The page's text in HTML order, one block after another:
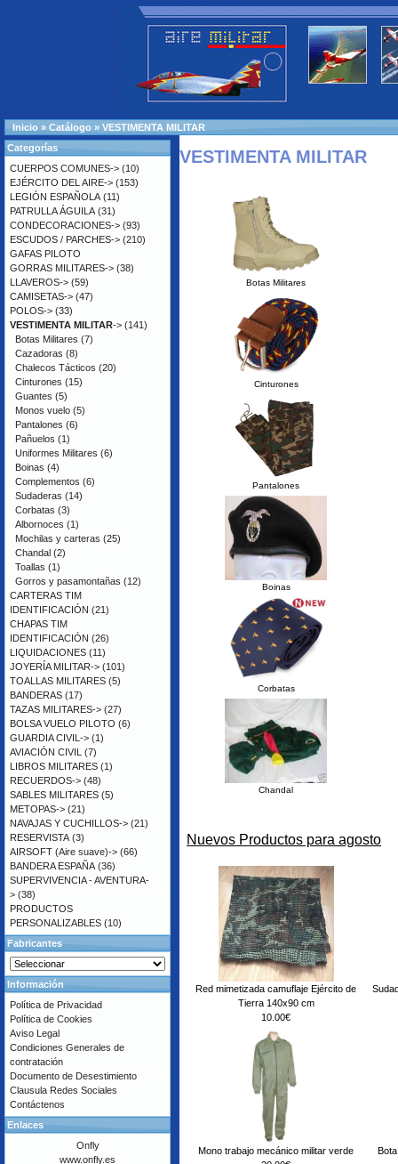
Inicio » Catálogo » VESTIMENTA MILITAR
VESTIMENTA MILITAR
Botas Militares
Cinturones
Pantalones
Boinas
Corbatas
Chandal
Nuevos Productos para agosto
Red mimetizada camuflaje Ejército de
Tierra 140x90 cm
10.00€
Mono trabajo mecánico militar verde
Categorías
CUERPOS COMUNES-> (10)
EJÉRCITO DEL AIRE-> (153)
LEGIÓN ESPAÑOLA (11)
PATRULLA ÁGUILA (31)
CONDECORACIONES-> (93)
ESCUDOS / PARCHES-> (210)
GAFAS PILOTO
GORRAS MILITARES-> (38)
LLAVEROS-> (59)
CAMISETAS-> (47)
POLOS-> (33)
VESTIMENTA MILITAR-> (141)
Botas Militares (7)
Cazadoras (8)
Chalecos Tácticos (20)
Cinturones (15)
Guantes (5)
Monos vuelo (5)
Pantalones (6)
Pañuelos (1)
Uniformes Militares (6)
Boinas (4)
Complementos (6)
Sudaderas (14)
Corbatas (3)
Albornoces (1)
Mochilas y carteras (25)
Chandal (2)
Toallas (1)
Gorros y pasamontañas (12)
CARTERAS TIM
IDENTIFICACIÓN (21)
CHAPAS TIM
IDENTIFICACIÓN (26)
LIQUIDACIONES (11)
JOYERÍA MILITAR-> (101)
TOALLAS MILITARES (5)
BANDERAS (17)
TAZAS MILITARES-> (27)
BOLSA VUELO PILOTO (6)
GUARDIA CIVIL-> (1)
AVIACIÓN CIVIL (7)
LIBROS MILITARES (1)
RECUERDOS-> (48)
SABLES MILITARES (5)
METOPAS-> (21)
NAVAJAS Y CUCHILLOS-> (21)
RESERVISTA (3)
AIRSOFT (Aire suave)-> (66)
BANDERA ESPAÑA (36)
SUPERVIVENCIA - AVENTURA-
> (38)
PRODUCTOS
PERSONALIZABLES (10)
Fabricantes
Información
Política de Privacidad
Política de Cookies
Aviso Legal
Condiciones Generales de
contratación
Documento de Desestimiento
Clausula Redes Sociales
Contáctenos
Enlaces
Onfly
www.onfly.es